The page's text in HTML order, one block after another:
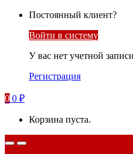
Постоянный клиент?
Войти в систему
У вас нет учетной
Регистрация
0 0 ₽
Корзина пуста.